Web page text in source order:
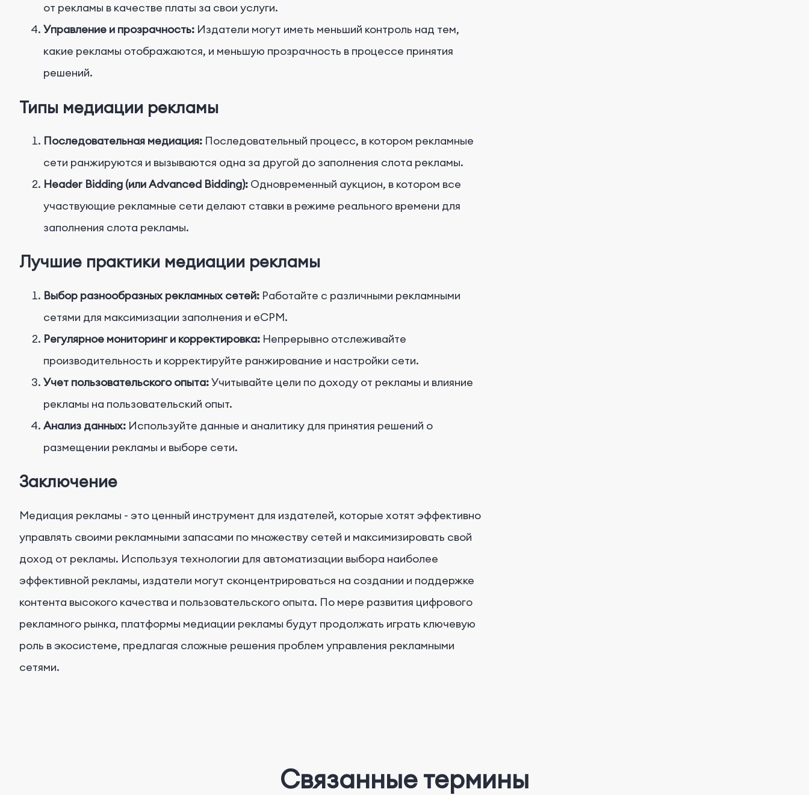
от рекламы в качестве платы за свои услуги.
Управление и прозрачность: Издатели могут иметь меньший контроль над тем,
какие рекламы отображаются, и меньшую прозрачность в процессе принятия
решений.
Типы медиации рекламы
Последовательная медиация: Последовательный процесс, в котором рекламные
сети ранжируются и вызываются одна за другой до заполнения слота рекламы.
Header Bidding (или Advanced Bidding): Одновременный аукцион, в котором все
участвующие рекламные сети делают ставки в режиме реального времени для
заполнения слота рекламы.
Лучшие практики медиации рекламы
Выбор разнообразных рекламных сетей: Работайте с различными рекламными
сетями для максимизации заполнения и eCPM.
Регулярное мониторинг и корректировка: Непрерывно отслеживайте
производительность и корректируйте ранжирование и настройки сети.
Учет пользовательского опыта:Учитывайте цели по доходу от рекламы и влияние
рекламы на пользовательский опыт.
Анализ данных: Используйте данные и аналитику для принятия решений о
размещении рекламы и выборе сети.
Заключение
Медиация рекламы - это ценный инструмент для издателей, которые хотят эффективно
управлять своими рекламными запасами по множеству сетей и максимизировать свой
доход от рекламы. Используя технологии для автоматизации выбора наиболее
эффективной рекламы, издатели могут сконцентрироваться на создании и поддержке
контента высокого качества и пользовательского опыта. По мере развития цифрового
рекламного рынка, платформы медиации рекламы будут продолжать играть ключевую
роль в экосистеме, предлагая сложные решения проблем управления рекламными
сетями.
Связанные термины